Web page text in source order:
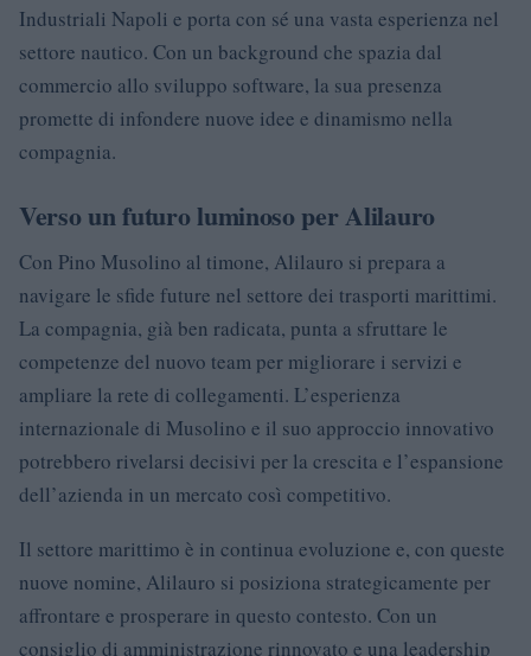
Industriali Napoli e porta con sé una vasta esperienza nel
settore nautico. Con un background che spazia dal
commercio allo sviluppo software, la sua presenza
promette di infondere nuove idee e dinamismo nella
compagnia.
Verso un futuro luminoso per Alilauro
Con Pino Musolino al timone, Alilauro si prepara a
navigare le sfide future nel settore dei trasporti marittimi.
La compagnia, già ben radicata, punta a sfruttare le
competenze del nuovo team per migliorare i servizi e
ampliare la rete di collegamenti. L’esperienza
internazionale di Musolino e il suo approccio innovativo
potrebbero rivelarsi decisivi per la crescita e l’espansione
dell’azienda in un mercato così competitivo.
Il settore marittimo è in continua evoluzione e, con queste
nuove nomine, Alilauro si posiziona strategicamente per
affrontare e prosperare in questo contesto. Con un
consiglio di amministrazione rinnovato e una leadership